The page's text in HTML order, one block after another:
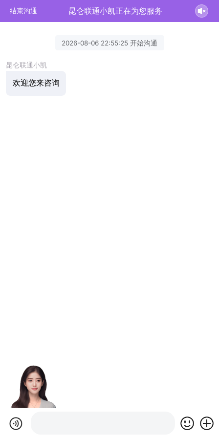
结束沟通 昆仑联通小凯正在为您服务
2026-08-06 22:55:25 开始沟通
昆仑联通小凯
欢迎您来咨询